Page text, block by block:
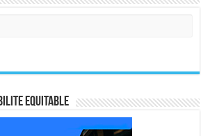
EQUITABLE